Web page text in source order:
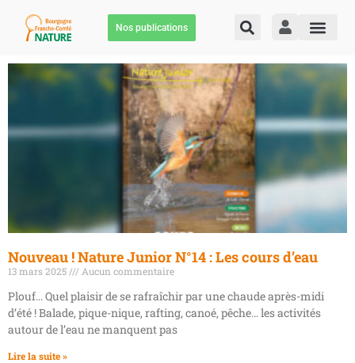
Nos publications
Nouveau ! Nature Junior N°14 : Les cours d’eau
13 mars 2025 Aucun commentaire
Plouf… Quel plaisir de se rafraîchir par une chaude après-midi
d’été ! Balade, pique-nique, rafting, canoé, pêche… les activités
autour de l’eau ne manquent pas
Lire la suite »